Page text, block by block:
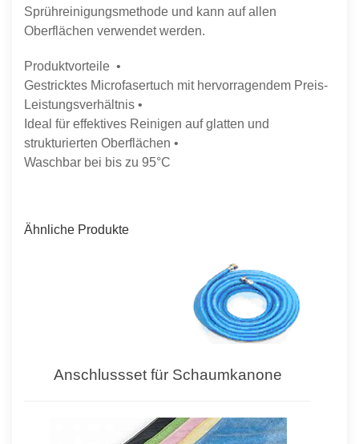
Sprühreinigungsmethode und kann auf allen
Oberflächen verwendet werden.
Produktvorteile •
Gestricktes Microfasertuch mit hervorragendem Preis-
Leistungsverhältnis •
Ideal für effektives Reinigen auf glatten und
strukturierten Oberflächen •
Waschbar bei bis zu 95°C
Ähnliche Produkte
Anschlussset für Schaumkanone